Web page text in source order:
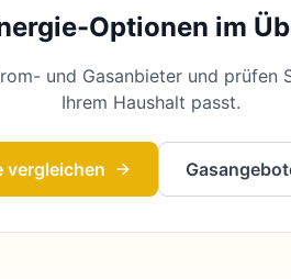
Optionen im
und Gasanbieter und prüfen
Ihrem Haushalt passt.
vergleichen